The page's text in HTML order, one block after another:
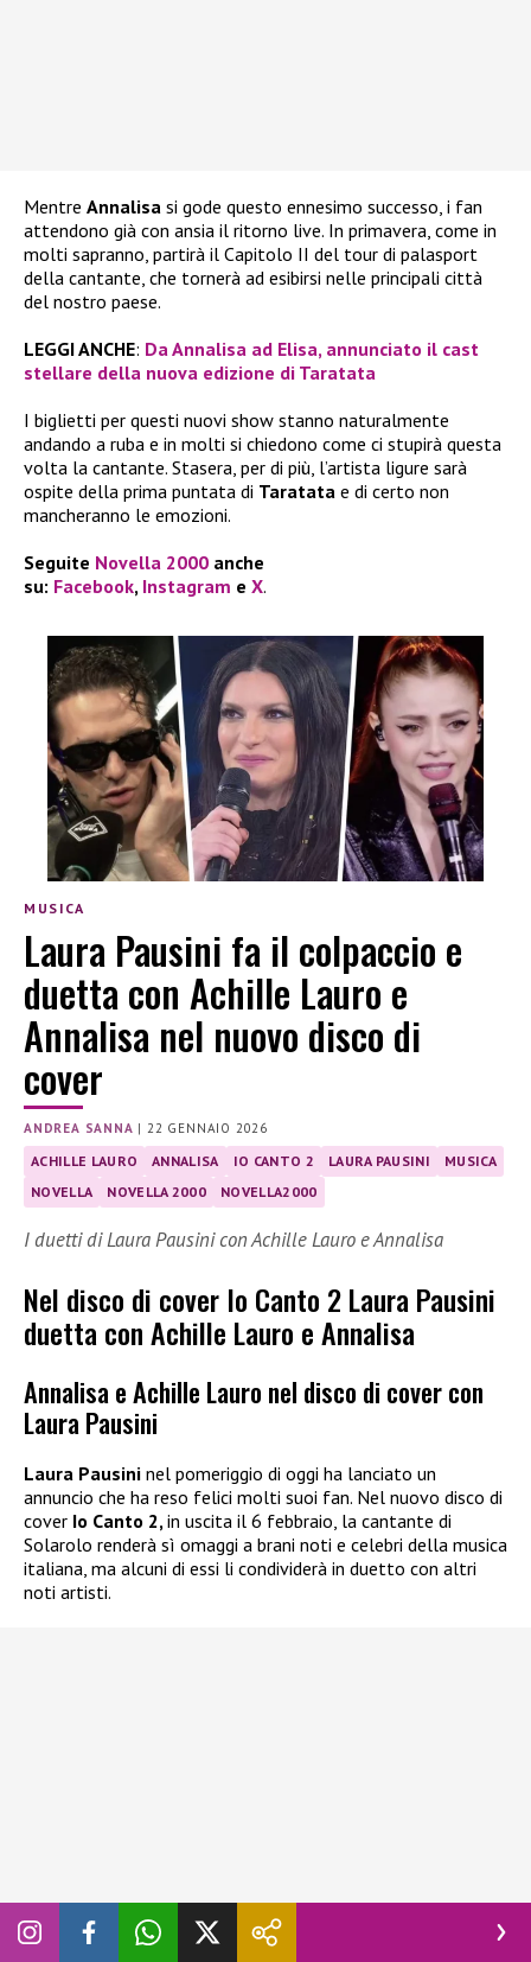
Mentre Annalisa si gode questo ennesimo successo, i fan
attendono già con ansia il ritorno live. In primavera, come in
molti sapranno, partirà il Capitolo II del tour di palasport
della cantante, che tornerà ad esibirsi nelle principali città
del nostro paese.
LEGGI ANCHE: Da Annalisa ad Elisa, annunciato il cast
stellare della nuova edizione di Taratata
I biglietti per questi nuovi show stanno naturalmente
andando a ruba e in molti si chiedono come ci stupirà questa
volta la cantante. Stasera, per di più, l’artista ligure sarà
ospite della prima puntata di Taratata e di certo non
mancheranno le emozioni.
Seguite Novella 2000 anche
su: Facebook, Instagram e X.
MUSICA
Laura Pausini fa il colpaccio e
duetta con Achille Lauro e
Annalisa nel nuovo disco di
cover
ANDREA SANNA |22 GENNAIO 2026
ACHILLE LAURO ANNALISA IO CANTO 2 LAURA PAUSINI
MUSICA
NOVELLA
NOVELLA 2000 NOVELLA2000
I duetti di Laura Pausini con Achille Lauro e Annalisa
Nel disco di cover Io Canto 2 Laura Pausini
duetta con Achille Lauro e Annalisa
Annalisa e Achille Lauro nel disco di cover con
Laura Pausini
Laura Pausini nel pomeriggio di oggi ha lanciato un
annuncio che ha reso felici molti suoi fan. Nel nuovo disco di
cover Io Canto 2, in uscita il 6 febbraio, la cantante di
Solarolo renderà sì omaggi a brani noti e celebri della musica
italiana, ma alcuni di essi li condividerà in duetto con altri
noti artisti.